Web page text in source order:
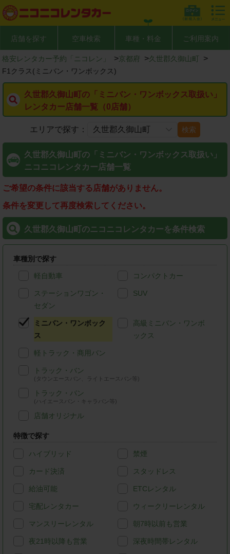
店舗を探す 空車検索 車種・料金 ご利用案内
格安レンタカー予約「ニコレン」 >京都府 >久世郡久御山町 >
F1クラス(ミニバン・ワンボックス)
久世郡久御山町の「ミニバン・ワンボックス取扱い」
レンタカー店舗一覧（0店舗）
エリアで探す： 検索
久世郡久御山町の「ミニバン・ワンボックス取扱い」
ニコニコレンタカー店舗一覧
ご希望の条件に該当する店舗がありません。
条件を変更して再度検索してください。
久世郡久御山町のニコニコレンタカーを条件検索
車種別で探す
軽自動車 コンパクトカー
ステーションワゴン・
セダン
SUV
ミニバン・ワンボック
ス
高級ミニバン・ワンボ
ックス
軽トラック・商用バン
トラック・バン
(タウンエースバン、ライトエースバン等)
トラック・バン
(ハイエースバン・キャラバン等)
店舗オリジナル
特徴で探す
ハイブリッド 禁煙
カード決済 スタッドレス
給油可能 ETCレンタル
宅配レンタカー ウィークリーレンタル
マンスリーレンタル 朝7時以前も営業
夜21時以降も営業 深夜時間帯レンタル